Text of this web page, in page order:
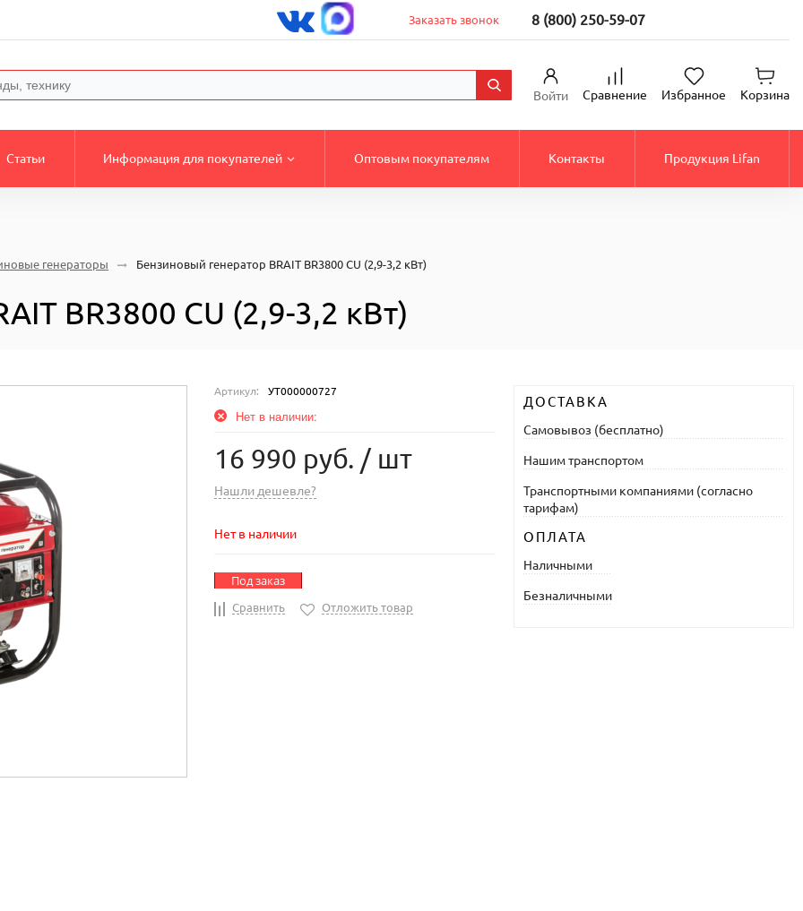
Заказать звонок 8 (800) 250-59-07
Войти Сравнение Избранное Корзина
Статьи Информация для покупателей Оптовым покупателям Контакты Продукция Lifan
генераторы Бензиновый генератор BRAIT BR3800 CU (2,9-3,2 кВт)
BR3800 CU (2,9-3,2 кВт)
Артикул: УТ000000727
Нет в наличии:
16 990 руб. / шт
Нашли дешевле?
Нет в наличии
Под заказ
Сравнить Отложить товар
ДОСТАВКА
Самовывоз (бесплатно)
Нашим транспортом
Транспортными компаниями (согласно
тарифам)
ОПЛАТА
Наличными
Безналичными